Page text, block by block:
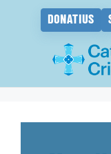
DONATIUS